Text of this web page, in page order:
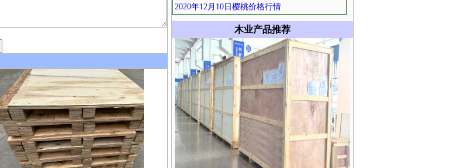
2020年12月10日樱桃价格行情
木业产品推荐